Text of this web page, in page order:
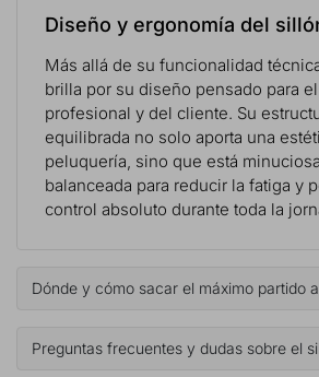
Diseño y ergonomía del
Más allá de su funcionalidad
brilla por su diseño pensado para
profesional y del cliente. Su
equilibrada no solo aporta una
peluquería, sino que está
balanceada para reducir la fatiga y
control absoluto durante toda la
Dónde y cómo sacar el máximo partido
Preguntas frecuentes y dudas sobre el